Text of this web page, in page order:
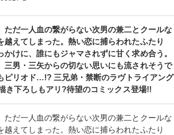
ただ一人血の繋がらない次男の兼二とクールな
越えてしまった。熱い恋に捕らわれたふたり
けに、誰にもジャマされずに甘く求め合う。
三男・三矢からの切ない思いにも流されそうで
ピリオド…!? 三兄弟・禁断のラヴトライアング
き下ろしもアリ?待望のコミックス登場!!
ただ一人血の繋がらない次男の兼二とクールな
えてしまった。熱い恋に捕らわれたふたり